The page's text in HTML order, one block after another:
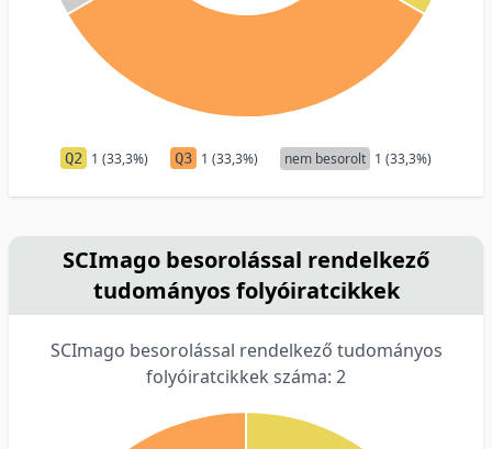
Q2 1 (33,3%) Q3 1 (33,3%) nem besorolt 1 (33,3%)
SCImago besorolással rendelkező
tudományos folyóiratcikkek
SCImago besorolással rendelkező tudományos
folyóiratcikkek száma: 2